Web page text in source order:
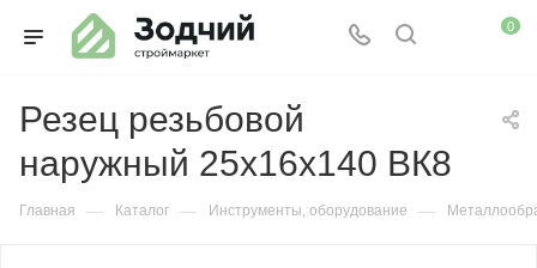
0
Резец резьбовой
наружный 25х16х140 ВК8
Главная — Каталог — Инструменты, оборудование —